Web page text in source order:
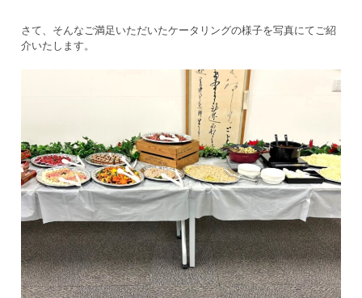
さて、そんなご満足いただいたケータリングの様子を写真にてご紹
介いたします。